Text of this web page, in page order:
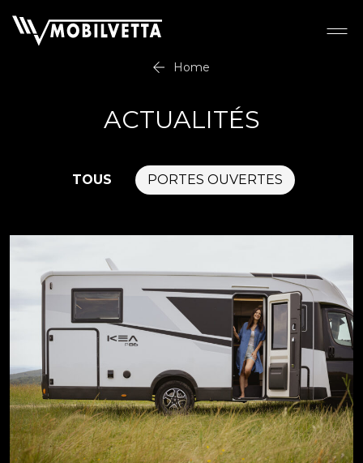
Home
ACTUALITÉS
TOUS PORTES OUVERTES